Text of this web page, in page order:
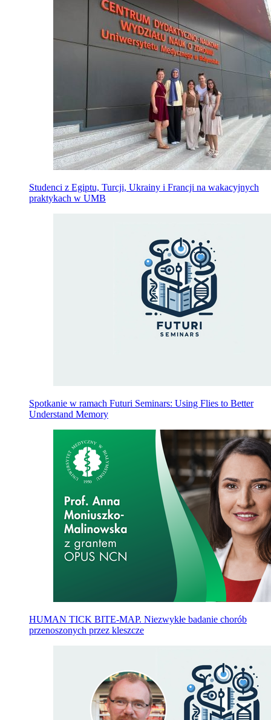
Studenci z Egiptu, Turcji, Ukrainy i Francji na wakacyjnych
praktykach w UMB
Spotkanie w ramach Futuri Seminars: Using Flies to Better
Understand Memory
HUMAN TICK BITE-MAP. Niezwykłe badanie chorób
przenoszonych przez kleszcze